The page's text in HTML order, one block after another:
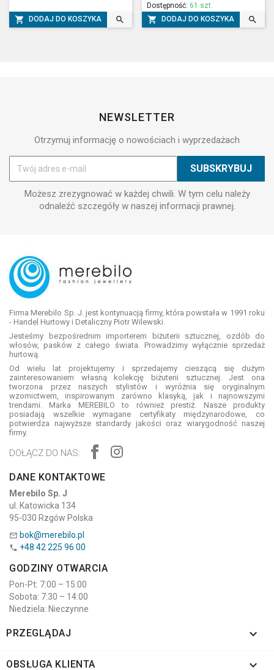
 DODAJ DO KOSZYKA 
Dostępność: 61 szt.
 DODAJ DO KOSZYKA 
NEWSLETTER
Otrzymuj informację o nowościach i wyprzedażach
Możesz zrezygnować w każdej chwili. W tym celu należy
odnaleźć szczegóły w naszej informacji prawnej.
Firma Merebilo Sp. J. jest kontynuacją firmy, która powstała w 1991 roku
- Handel Hurtowy i Detaliczny Piotr Wilewski.
Jesteśmy bezpośrednim importerem biżuterii sztucznej, ozdób do
włosów, pasków z całego świata. Prowadzimy wyłącznie sprzedaż
hurtową.
Od wielu lat projektujemy i sprzedajemy cieszącą się dużym
zainteresowaniem własną kolekcję biżuterii sztucznej. Jest ona
tworzona przez naszych stylistów i wyróżnia się oryginalnym
wzornictwem, inspirowanym zarówno klasyką, jak i najnowszymi
trendami. Marka MEREBILO to również prestiż. Nasze produkty
posiadają wszelkie wymagane certyfikaty międzynarodowe, co
potwierdza najwyższe standardy jakości oraz wiarygodność naszej
firmy.
DOŁĄCZ DO NAS:
DANE KONTAKTOWE
Merebilo Sp. J
ul. Katowicka 134
95-030 Rzgów Polska
 bok@merebilo.pl
 +48 42 225 96 00
GODZINY OTWARCIA
Pon-Pt: 7:00 – 15:00
Sobota: 7:30 – 14:00
Niedziela: Nieczynne
PRZEGLĄDAJ 
OBSŁUGA KLIENTA 